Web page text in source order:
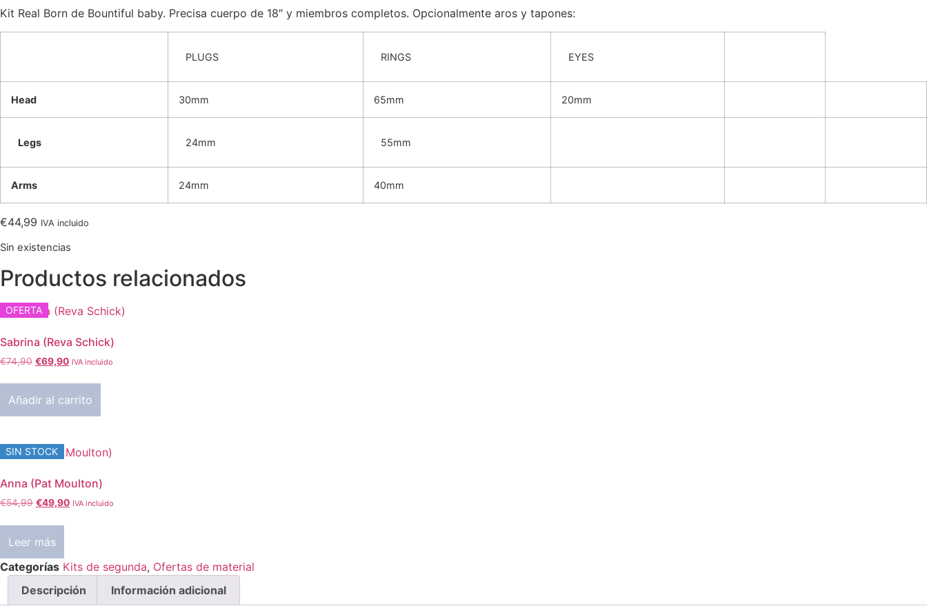
Kit Real Born de Bountiful baby. Precisa cuerpo de 18″ y miembros completos. Opcionalmente aros y tapones:
PLUGS RINGS EYES
Head 30mm 65mm 20mm
Legs 24mm 55mm
Arms 24mm 40mm
€44,99 IVA incluido
Sin existencias
Productos relacionados
OFERTA
Sabrina (Reva Schick)
€74,90 El
era:
€74,90.
€69,90El
es:
€69,90.
IVA incluido
Añadir al carrito
SIN STOCK
Anna (Pat Moulton)
€54,99 El
era:
€54,99.
€49,90ElIVA incluido
Leer más
Categorías Kits de segunda, Ofertas de material
Descripción
Información adicional